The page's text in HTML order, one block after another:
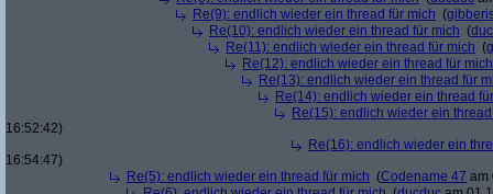
Re(9): endlich wieder ein thread für mich (
Re(10): endlich wieder ein thread für mich (
Re(11): endlich wieder ein thread für mich (
Re(12): endlich wieder ein thread für mich
Re(13): endlich wieder ein thread für
Re(14): endlich wieder ein thread
Re(15): endlich wieder ein
16:52:42)
Re(16): endlich wieder ein
16:54:47)
Re(5): endlich wieder ein thread für mich (Codename 47 am